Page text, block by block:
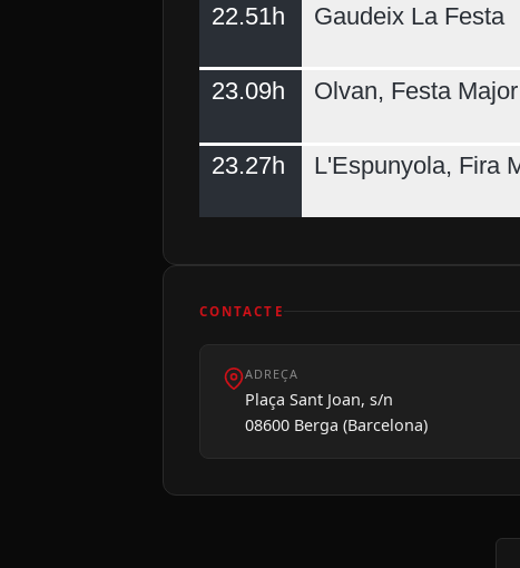
22.51h Gaudeix La Festa
23.09h Olvan, Festa
23.27h L'Espunyola, Fira
CONTACTE
ADREÇA
Plaça Sant Joan, s/n
08600 Berga (Barcelona)